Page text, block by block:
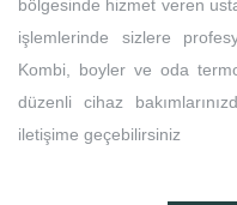
bölgesinde hizmet veren
işlemlerinde sizlere
Kombi, boyler ve oda
düzenli cihaz
iletişime geçebilirsiniz